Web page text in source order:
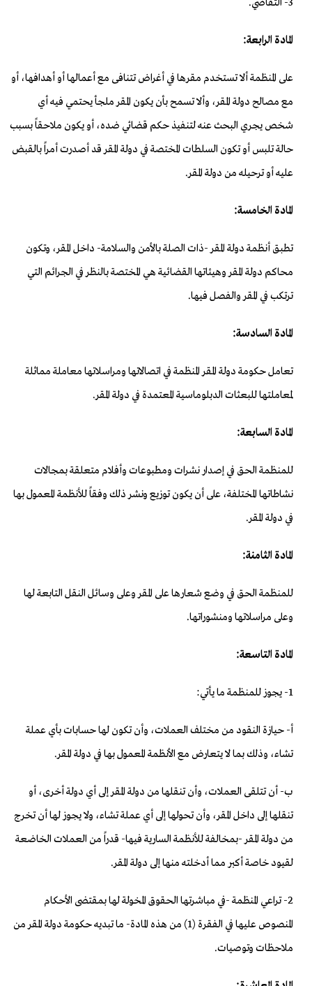
3- التقاضي.
المادة الرابعة:
على المنظمة ألا تستخدم مقرها في أغراض تتنافى مع أعمالها أو أهدافها، أو
مع مصالح دولة المقر، وألا تسمح بأن يكون المقر ملجأ يحتمي فيه أي
شخص يجري البحث عنه لتنفيذ حكم قضائي ضده، أو يكون ملاحقاً بسبب
حالة تلبس أو تكون السلطات المختصة في دولة المقر قد أصدرت أمراً بالقبض
عليه أو ترحيله من دولة المقر.
المادة الخامسة:
تطبق أنظمة دولة المقر -ذات الصلة بالأمن والسلامة- داخل المقر، وتكون
محاكم دولة المقر وهيئاتها القضائية هي المختصة بالنظر في الجرائم التي
ترتكب في المقر والفصل فيها.
المادة السادسة:
تعامل حكومة دولة المقر المنظمة في اتصالاتها ومراسلاتها معاملة مماثلة
لمعاملتها للبعثات الدبلوماسية المعتمدة في دولة المقر.
المادة السابعة:
للمنظمة الحق في إصدار نشرات ومطبوعات وأفلام متعلقة بمجالات
نشاطاتها المختلفة، على أن يكون توزيع ونشر ذلك وفقاً للأنظمة المعمول بها
في دولة المقر.
المادة الثامنة:
للمنظمة الحق في وضع شعارها على المقر وعلى وسائل النقل التابعة لها
وعلى مراسلاتها ومنشوراتها.
المادة التاسعة:
1- يجوز للمنظمة ما يأتي:
أ- حيازة النقود من مختلف العملات، وأن تكون لها حسابات بأي عملة
تشاء، وذلك بما لا يتعارض مع الأنظمة المعمول بها في دولة المقر.
ب- أن تتلقى العملات، وأن تنقلها من دولة المقر إلى أي دولة أخرى، أو
تنقلها إلى داخل المقر، وأن تحولها إلى أي عملة تشاء، ولا يجوز لها أن تخرج
من دولة المقر -بمخالفة للأنظمة السارية فيها- قدراً من العملات الخاضعة
لقيود خاصة أكبر مما أدخلته منها إلى دولة المقر.
2- تراعي المنظمة -في مباشرتها الحقوق المخولة لها بمقتضى الأحكام
المنصوص عليها في الفقرة (1) من هذه المادة- ما تبديه حكومة دولة المقر من
ملاحظات وتوصيات.